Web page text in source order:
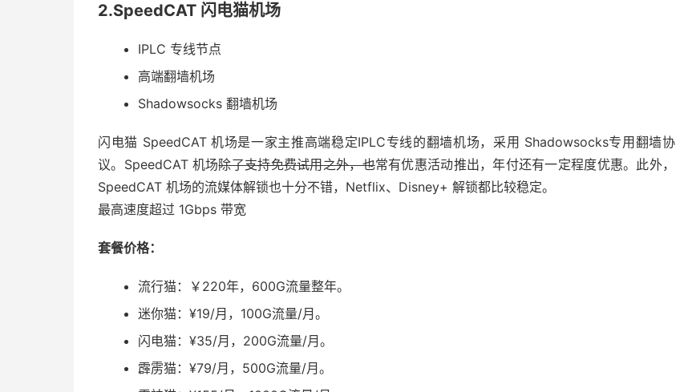
2.SpeedCAT 闪电猫机场
IPLC 专线节点
高端翻墙机场
Shadowsocks 翻墙机场
闪电猫 SpeedCAT 机场是一家主推高端稳定IPLC专线的翻墙机场，采用 Shadowsocks专用翻墙协
议。SpeedCAT 机场除了支持免费试用之外，也常有优惠活动推出，年付还有一定程度优惠。此外，
SpeedCAT 机场的流媒体解锁也十分不错，Netflix、Disney+ 解锁都比较稳定。
最高速度超过 1Gbps 带宽
套餐价格：
流行猫：￥220年，600G流量整年。
迷你猫：¥19/月，100G流量/月。
闪电猫：¥35/月，200G流量/月。
霹雳猫：¥79/月，500G流量/月。